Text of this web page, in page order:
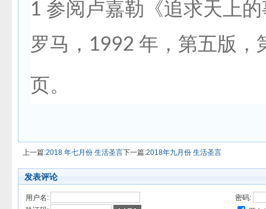
1 参阅卢嘉勒《追求天上
罗马，1992 年，第五版，
页。
上一篇:2018 年七月份 生活圣言下一篇:2018年九月份 生活圣言
发表评论
用户名:
密码: